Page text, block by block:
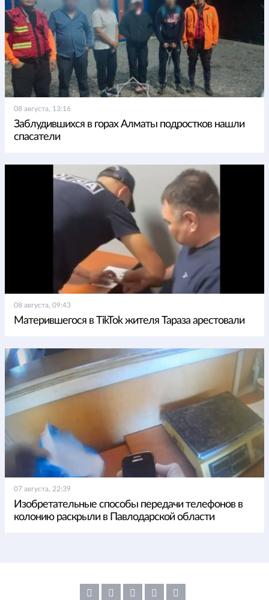
08 августа, 13:16
Заблудившихся в горах Алматы подростков нашли
спасатели
08 августа, 09:43
Матерившегося в TikTok жителя Тараза арестовали
07 августа, 22:39
Изобретательные способы передачи телефонов в
колонию раскрыли в Павлодарской области